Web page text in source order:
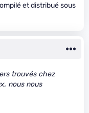
et distribué sous
trouvés chez
nous nous